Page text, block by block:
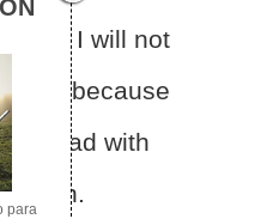
four, I will not
because
Gilead with
of iron.